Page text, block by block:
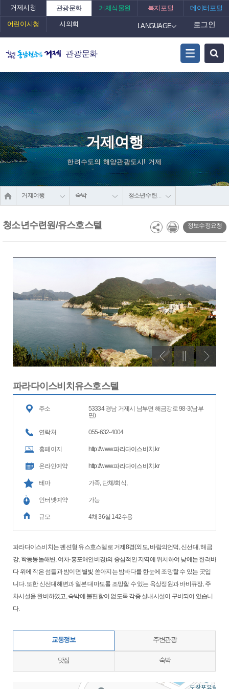
거제시청 관광문화 거제식물원 복지포털 데이터포털
어린이시청 시의회 LANGUAGE 로그인
관광문화
거제여행
한려수도의 해양관광도시! 거제
거제여행 숙박 청소년수련원/유스호스텔
청소년수련원/유스호스텔 정보수정요청
파라다이스비치유스호스텔
주소
53334 경남 거제시 남부면 해금강로 98-3(남부
면)
연락처 055-632-4004
홈페이지 http://www.파라다이스비치.kr
온라인예약 http://www.파라다이스비치.kr
테마 가족, 단체/회식,
인터넷예약 가능
규모 4채 36실 142수용
파라다이스비치는 펜션형 유스호스텔로 거제8경(외도, 바람의언덕, 신선대, 해금
강, 학동몽돌해변, 여차·홍포해안비경)의 중심적인 지역에 위치하여 낮에는 한려바
다 위에 작은 섬들과 밤이면 별빛 쏟아지는 밤바다를 한눈에 조망할 수 있는 곳입
니다. 또한 신선대해변과 일본 대마도롤 조망할 수 있는 옥상정원과 바비큐장, 주
차시설을 완비하였고, 숙박에 불편함이 없도록 각종 실내시설이 구비되어 있습니
다.
교통정보 주변관광
맛집 숙박
지도삽입 (가로100%)